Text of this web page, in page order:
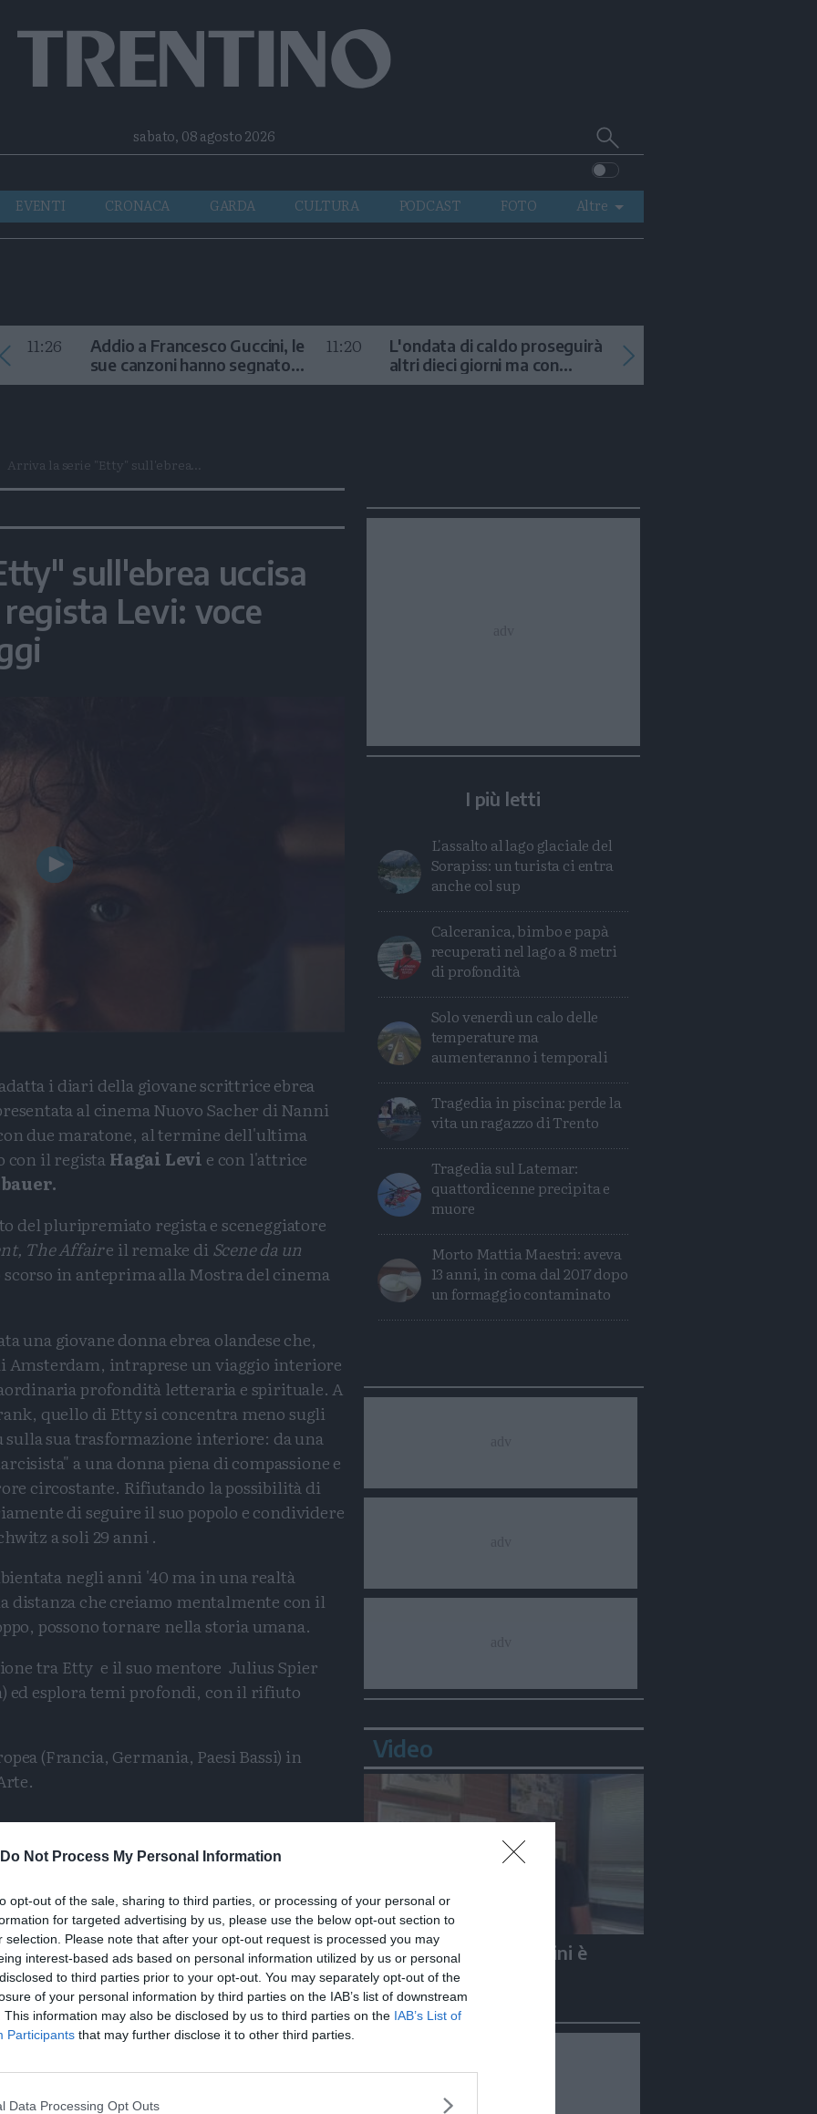
Do Not Process My Personal Information
opt-out of the sale, sharing to third parties, or processing of your personal or
for targeted advertising by us, please use the below opt-out section to
selection. Please note that after your opt-out request is processed you may
interest-based ads based on personal information utilized by us or personal
to third parties prior to your opt-out. You may separately opt-out of the
of your personal information by third parties on the IAB’s list of downstream
This information may also be disclosed by us to third parties on the IAB’s List of
Participants that may further disclose it to other third parties.
Data Processing Opt Outs
Telegram
RSSsabato, 08 agosto 2026 Cerca
su
Trentino
EVENTI CRONACA GARDA CULTURA PODCAST FOTO
Altre
VIDEO
11:26
Addio a Francesco Guccini, le
sue canzoni hanno segnato
la storia
11:20
L'ondata di caldo proseguirà
altri dieci giorni ma con
temporali
Arriva la serie "Etty" sull'ebrea...
sull'ebrea uccisa
Levi: voce
Play
Video
i diari della giovane scrittrice ebrea
al cinema Nuovo Sacher di Nanni
due maratone, al termine dell'ultima
con il registaHagai Levi e con l'attrice
del pluripremiato regista e sceneggiatore
The Affaire il remake di Scene da un
in anteprima alla Mostra del cinema
una giovane donna ebrea olandese che,
Amsterdam, intraprese un viaggio interiore
profondità letteraria e spirituale. A
quello di Etty si concentra meno sugli
sua trasformazione interiore: da una
a una donna piena di compassione e
circostante. Rifiutando la possibilità di
di seguire il suo popolo e condividere
a soli 29 anni .
negli anni '40 ma in una realtà
distanza che creiamo mentalmente con il
possono tornare nella storia umana.
tra Etty e il suo mentore Julius Spier
ed esplora temi profondi, con il rifiuto
(Francia, Germania, Paesi Bassi) in
questo
articolo
su
Whatsapp
questo
articolo
su
Telegram
Italia Mondo Sport
Calcio
Tutti
I più letti
L'assalto al lago glaciale del
Sorapiss: un turista ci entra
anche col sup
Calceranica, bimbo e papà
recuperati nel lago a 8 metri
di profondità
Solo venerdì un calo delle
temperature ma
aumenteranno i temporali
Tragedia in piscina: perde la
vita un ragazzo di Trento
Tragedia sul Latemar:
quattordicenne precipita e
muore
Morto Mattia Maestri: aveva
13 anni, in coma dal 2017 dopo
un formaggio contaminato
Video
Beppe Carletti: «Guccini è
stato un Nomade»